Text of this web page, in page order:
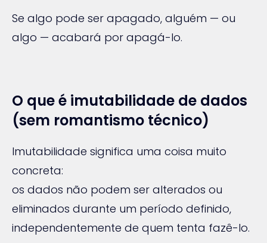
Se algo pode ser apagado, alguém — ou
algo — acabará por apagá-lo.
O que é imutabilidade de dados
(sem romantismo técnico)
Imutabilidade significa uma coisa muito
concreta:
os dados não podem ser alterados ou
eliminados durante um período definido,
independentemente de quem tenta fazê-lo.